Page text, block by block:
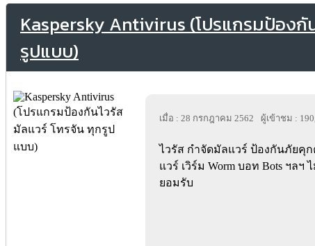
Kaspersky Antivirus (โปรแกรมป้องกั
รูปแบบ)
เมื่อ : 28 กรกฎาคม 2562 ผู้เข้าชม :
ไวรัส กำจัดมัลแวร์ ป้องกันภัยคุ
แวร์ เวิร์ม Worm บอท Bots ฯลฯ
ยอมรับ